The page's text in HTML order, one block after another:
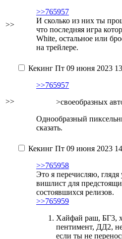
>>
>>765957
И сколько из них ты
что последняя игра
White, остальное или
на трейлере.
>>
Кекинг Пт 09 июня 2023
>>765957
>своеобразных
Однообразный
сказать.
Кекинг Пт 09 июня 2023
>>765958
Это я перечисляю, глядя
вишлист для
состоявшихся релизов.
>>765959
Хайфай раш, БГ3,
пентимент, ДД2,
если ты не